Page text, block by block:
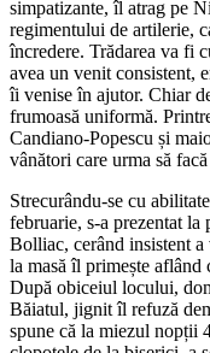
simpatizante, îl atrag pe
regimentului de artilerie,
încredere. Trădarea va fi
avea un venit consistent,
îi venise în ajutor. Chiar
frumoasă uniformă.
Candiano-Popescu și
vânători care urma să
Strecurându-se cu
februarie, s-a prezentat la
Bolliac, cerând insistent
la masă îl primește aflând
După obiceiul locului,
Băiatul, jignit îl refuză
spune că la miezul nopții